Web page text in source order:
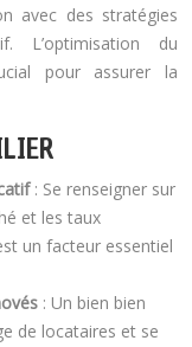
avec des stratégies
L’optimisation du
pour assurer la
: Se renseigner sur
et les taux
un facteur essentiel
: Un bien bien
de locataires et se